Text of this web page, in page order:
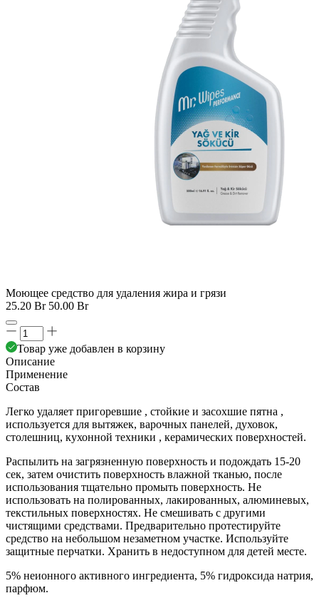
Моющее средство для удаления жира и грязи
25.20 Br 50.00 Br
Товар уже добавлен в корзину
Описание
Применение
Состав
Легко удаляет пригоревшие , стойкие и засохшие пятна ,
используется для вытяжек, варочных панелей, духовок,
столешниц, кухонной техники , керамических поверхностей.
Распылить на загрязненную поверхность и подождать 15-20
сек, затем очистить поверхность влажной тканью, после
использования тщательно промыть поверхность. Не
использовать на полированных, лакированных, алюминевых,
текстильных поверхностях. Не смешивать с другими
чистящими средствами. Предварительно протестируйте
средство на небольшом незаметном участке. Используйте
защитные перчатки. Хранить в недоступном для детей месте.
5% неионного активного ингредиента, 5% гидроксида натрия,
парфюм.